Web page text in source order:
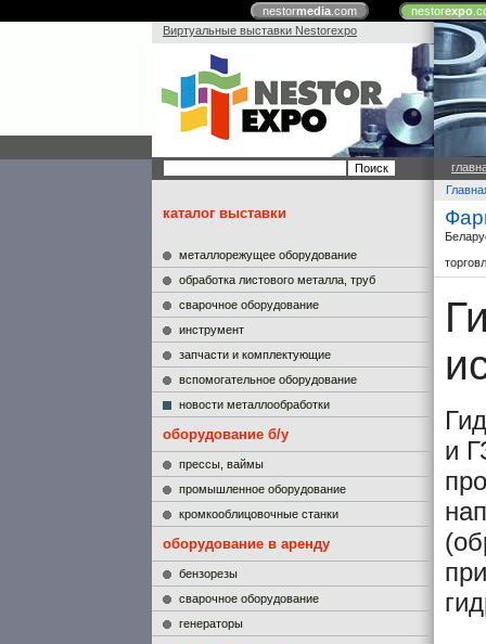
nestormedia.com nestorexpo
Виртуальные выставки Nestorexpo
каталог выставки
металлорежущее оборудование
обработка листового металла, труб
сварочное оборудование
инструмент
запчасти и комплектующие
вспомогательное оборудование
новости металлообработки
оборудование б/у
прессы, ваймы
промышленное оборудование
кромкооблицовочные станки
оборудование в аренду
бензорезы
сварочное оборудование
генераторы
и